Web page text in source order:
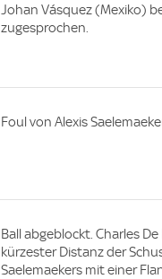
Johan Vásquez (Mexiko)
zugesprochen.
Foul von Alexis
Ball abgeblockt. Charles
kürzester Distanz der
Saelemaekers mit einer